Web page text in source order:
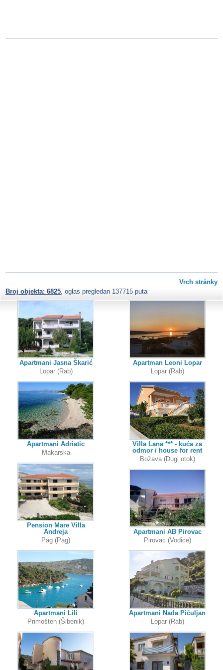
Vrch stránky
Broj objekta: 6825 , oglas pregledan 137715 puta
Apartmani Jasna Škarić
Lopar (Rab)
Apartmani Adriatic
Makarska
Pension Mare Villa
Andreja
Pag (Pag)
Apartmani Lili
Primošten (Šibenik)
Apartman Leoni Lopar
Lopar (Rab)
Villa Lana *** - kuća za
odmor / house for rent
Božava (Dugi otok)
Apartmani AB Pirovac
Pirovac (Vodice)
Apartmani Nada Pičuljan
Lopar (Rab)